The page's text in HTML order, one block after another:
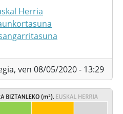
Herria
ven 08/05/2020 - 13:29